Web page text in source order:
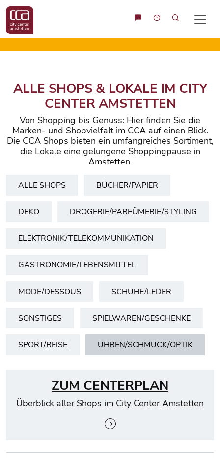
Suche
ALLE SHOPS & LOKALE IM CITY
CENTER AMSTETTEN
Von Shopping bis Genuss: Hier finden Sie die
Marken- und Shopvielfalt im CCA auf einen Blick.
Die CCA Shops bieten ein umfangreiches Sortiment,
die Lokale eine gelungene Shoppingpause in
Amstetten.
ALLE SHOPS BÜCHER/PAPIER
DEKO DROGERIE/PARFÜMERIE/STYLING
ELEKTRONIK/TELEKOMMUNIKATION
GASTRONOMIE/LEBENSMITTEL
MODE/DESSOUS SCHUHE/LEDER
SONSTIGES SPIELWAREN/GESCHENKE
SPORT/REISE UHREN/SCHMUCK/OPTIK
ZUM CENTERPLAN
Überblick aller Shops im City Center Amstetten